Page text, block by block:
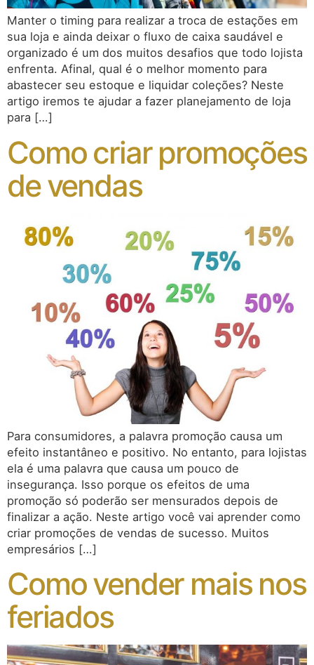
Manter o timing para realizar a troca de estações em
sua loja e ainda deixar o fluxo de caixa saudável e
organizado é um dos muitos desafios que todo lojista
enfrenta. Afinal, qual é o melhor momento para
abastecer seu estoque e liquidar coleções? Neste
artigo iremos te ajudar a fazer planejamento de loja
para […]
Como criar promoções
de vendas
Para consumidores, a palavra promoção causa um
efeito instantâneo e positivo. No entanto, para lojistas
ela é uma palavra que causa um pouco de
insegurança. Isso porque os efeitos de uma
promoção só poderão ser mensurados depois de
finalizar a ação. Neste artigo você vai aprender como
criar promoções de vendas de sucesso. Muitos
empresários […]
Como vender mais nos
feriados